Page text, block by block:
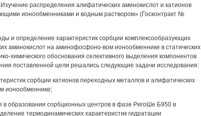
распределения алифатических аминокислот и катионов
ионообменниками и водным раствором» (Госконтракт №
и определение характеристик сорбции комплексообразующих
аминокислот на аминофосфоно-вом ионообменнике в статических
химического обоснования селективного выделения компонентов
поставленной цели решались следующие задачи исследования:
сорбции катионов переходных металлов и алифатических
ионообменнике;
в образовании сорбционных центров в фазе РигоШе Б950 в
термодинамических характеристик гидратации